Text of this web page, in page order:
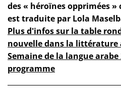
des « héroïnes opprimées
est traduite par Lola
Plus d'infos sur la table
nouvelle dans la littérature
Semaine de la langue
programme